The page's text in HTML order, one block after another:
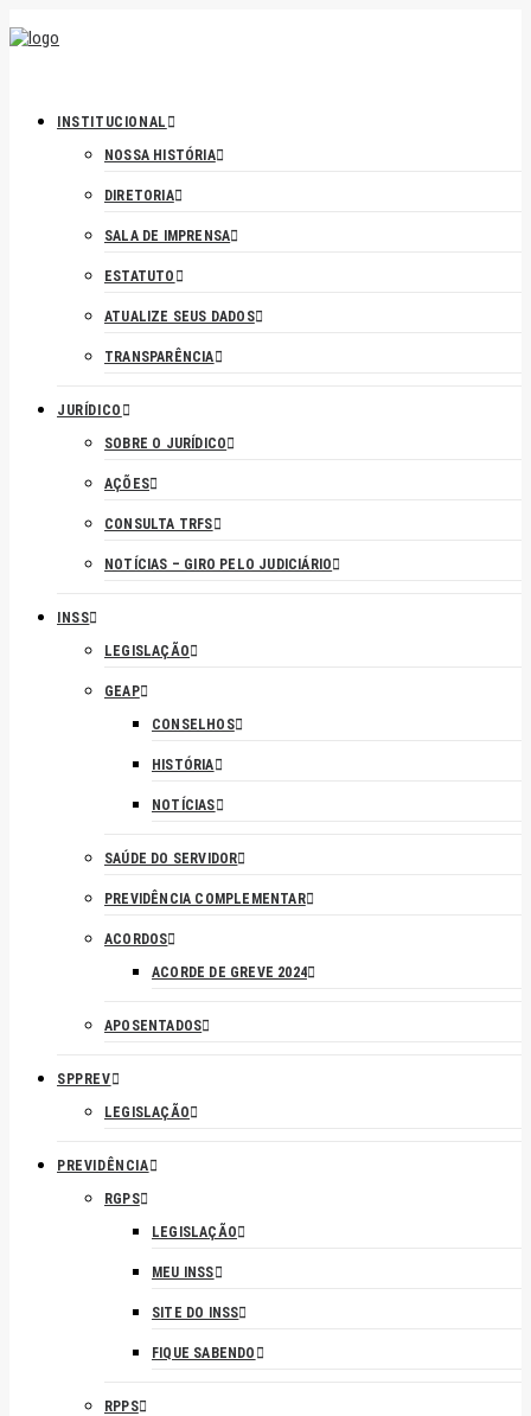
INSTITUCIONAL
NOSSA HISTÓRIA
DIRETORIA
SALA DE IMPRENSA
ESTATUTO
ATUALIZE SEUS DADOS
TRANSPARÊNCIA
JURÍDICO
SOBRE O JURÍDICO
AÇÕES
CONSULTA TRFS
NOTÍCIAS – GIRO PELO JUDICIÁRIO
INSS
LEGISLAÇÃO
GEAP
CONSELHOS
HISTÓRIA
NOTÍCIAS
SAÚDE DO SERVIDOR
PREVIDÊNCIA COMPLEMENTAR
ACORDOS
ACORDE DE GREVE 2024
APOSENTADOS
SPPREV
LEGISLAÇÃO
PREVIDÊNCIA
RGPS
LEGISLAÇÃO
MEU INSS
SITE DO INSS
FIQUE SABENDO
RPPS